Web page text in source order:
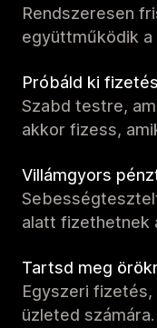
Rendszeresen
együttműködik a
Próbáld ki
Szabd testre,
akkor fizess,
Villámgyors
alatt fizethetnek
Tartsd meg
Egyszeri
üzleted